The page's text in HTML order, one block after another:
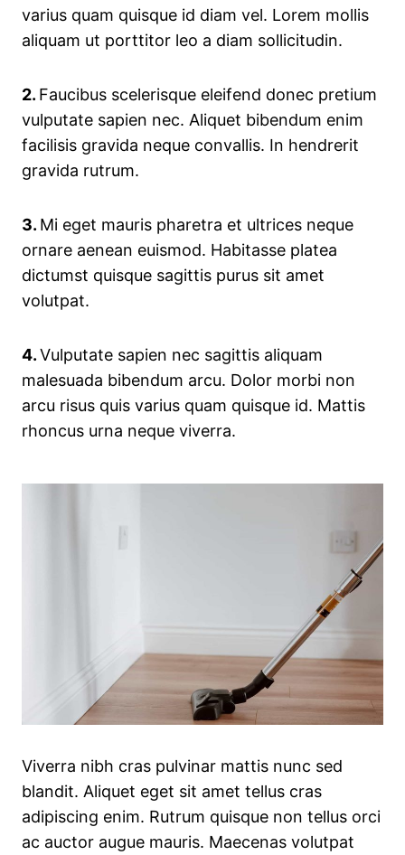
varius quam quisque id diam vel. Lorem mollis
aliquam ut porttitor leo a diam sollicitudin.
2. Faucibus scelerisque eleifend donec pretium
vulputate sapien nec. Aliquet bibendum enim
facilisis gravida neque convallis. In hendrerit
gravida rutrum.
3. Mi eget mauris pharetra et ultrices neque
ornare aenean euismod. Habitasse platea
dictumst quisque sagittis purus sit amet
volutpat.
4.Vulputate sapien nec sagittis aliquam
malesuada bibendum arcu. Dolor morbi non
arcu risus quis varius quam quisque id. Mattis
rhoncus urna neque viverra.
Viverra nibh cras pulvinar mattis nunc sed
blandit. Aliquet eget sit amet tellus cras
adipiscing enim. Rutrum quisque non tellus orci
ac auctor augue mauris. Maecenas volutpat